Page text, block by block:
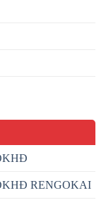
RENGOKAI